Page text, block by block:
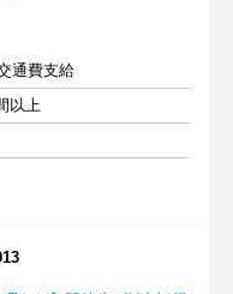
通費支給
以上